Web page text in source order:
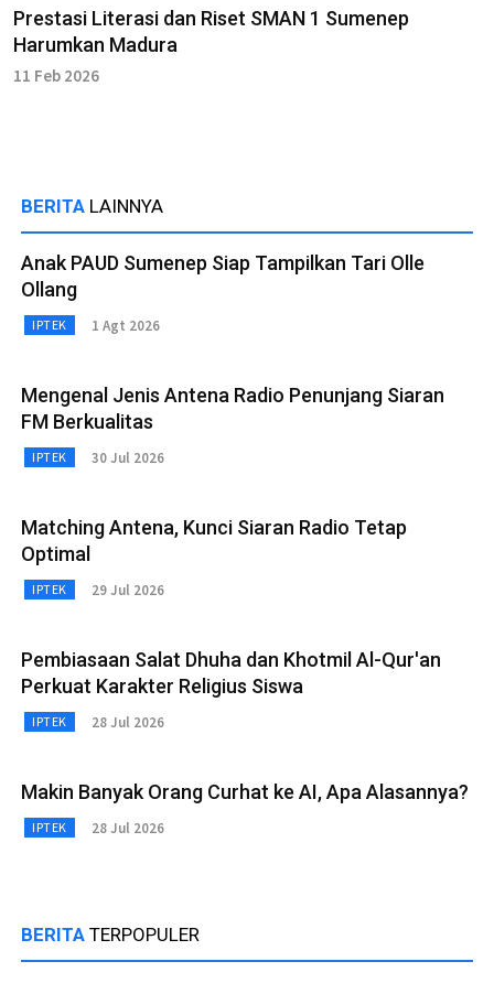
Prestasi Literasi dan Riset SMAN 1 Sumenep
Harumkan Madura
11 Feb 2026
BERITA LAINNYA
Anak PAUD Sumenep Siap Tampilkan Tari Olle
Ollang
IPTEK 1 Agt 2026
Mengenal Jenis Antena Radio Penunjang Siaran
FM Berkualitas
IPTEK 30 Jul 2026
Matching Antena, Kunci Siaran Radio Tetap
Optimal
IPTEK 29 Jul 2026
Pembiasaan Salat Dhuha dan Khotmil Al-Qur'an
Perkuat Karakter Religius Siswa
IPTEK 28 Jul 2026
Makin Banyak Orang Curhat ke AI, Apa Alasannya?
IPTEK 28 Jul 2026
BERITA TERPOPULER